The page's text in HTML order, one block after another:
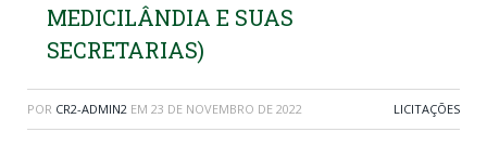
MEDICILÂNDIA E SUAS
SECRETARIAS)
POR CR2-ADMIN2 EM 23 DE NOVEMBRO DE 2022 LICITAÇÕES